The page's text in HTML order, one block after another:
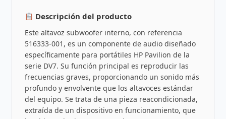
Descripción del producto
Este altavoz subwoofer interno, con referencia
516333-001, es un componente de audio diseñado
específicamente para portátiles HP Pavilion de la
serie DV7. Su función principal es reproducir las
frecuencias graves, proporcionando un sonido más
profundo y envolvente que los altavoces estándar
del equipo. Se trata de una pieza reacondicionada,
extraída de un dispositivo en funcionamiento, que